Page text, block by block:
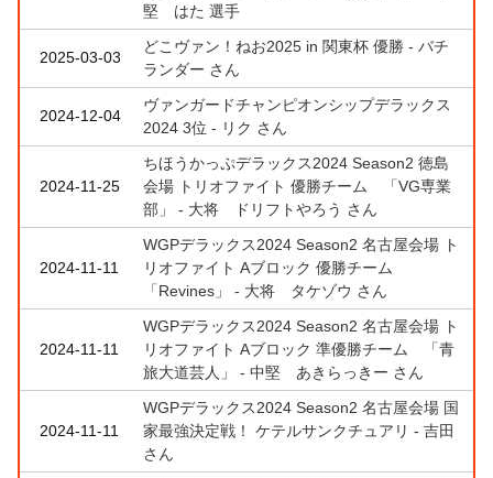
堅 はた 選手
2025-03-03
どこヴァン！ねお2025 in 関東杯 優勝 - バチ
ランダー さん
2024-12-04
ヴァンガードチャンピオンシップデラックス
2024 3位 - リク さん
2024-11-25
ちほうかっぷデラックス2024 Season2 徳島
会場 トリオファイト 優勝チーム 「VG専業
部」 - 大将 ドリフトやろう さん
2024-11-11
WGPデラックス2024 Season2 名古屋会場 ト
リオファイト Aブロック 優勝チーム
「Revines」 - 大将 タケゾウ さん
2024-11-11
WGPデラックス2024 Season2 名古屋会場 ト
リオファイト Aブロック 準優勝チーム 「青
旅大道芸人」 - 中堅 あきらっきー さん
2024-11-11
WGPデラックス2024 Season2 名古屋会場 国
家最強決定戦！ ケテルサンクチュアリ - 吉田
さん